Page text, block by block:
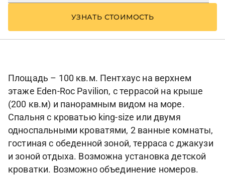
УЗНАТЬ СТОИМОСТЬ
Площадь – 100 кв.м. Пентхаус на верхнем
этаже Eden-Roc Pavilion, с террасой на крыше
(200 кв.м) и панорамным видом на море.
Спальня с кроватью king-size или двумя
односпальными кроватями, 2 ванные комнаты,
гостиная с обеденной зоной, терраса с джакузи
и зоной отдыха. Возможна установка детской
кроватки. Возможно объединение номеров.